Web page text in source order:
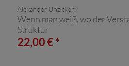
Alexander Unzicker:
Wenn man weiß, wo der
Struktur
22,00 € *